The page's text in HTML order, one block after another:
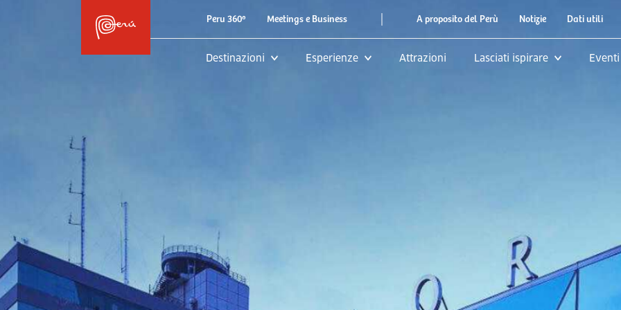
Peru 360º Meetings e Business | A proposito del Perù Notizie Dati utili
Destinazioni Esperienze Attrazioni Lasciati ispirare Eventi